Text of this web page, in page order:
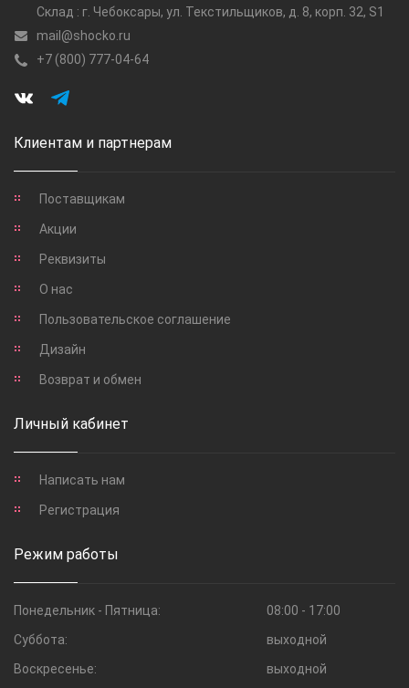
Склад : г. Чебоксары, ул. Текстильщиков, д. 8, корп. 32, S1
mail@shocko.ru
+7 (800) 777-04-64
Клиентам и партнерам
Поставщикам
Акции
Реквизиты
О нас
Пользовательское соглашение
Дизайн
Возврат и обмен
Личный кабинет
Написать нам
Регистрация
Режим работы
Понедельник - Пятница:
08:00 - 17:00
Суббота:
выходной
Воскресенье:
выходной